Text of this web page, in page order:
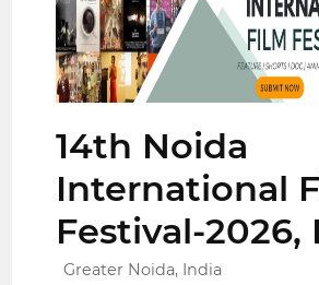
14th Noida
International
Festival-2026,
Greater Noida, India